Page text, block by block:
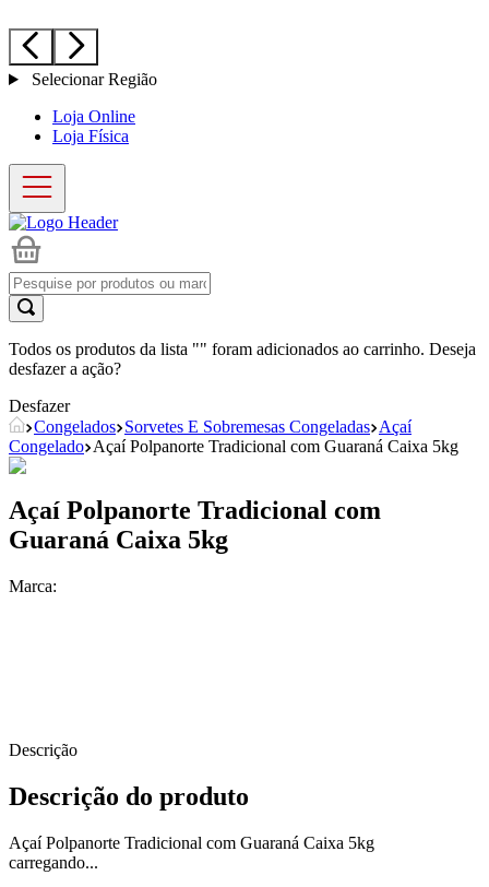
Selecionar Região
Loja Online
Loja Física
Todos os produtos da lista "" foram adicionados ao carrinho. Deseja
desfazer a ação?
Desfazer
Congelados Sorvetes E Sobremesas Congeladas Açaí
Congelado Açaí Polpanorte Tradicional com Guaraná Caixa 5kg
Açaí Polpanorte Tradicional com
Guaraná Caixa 5kg
Marca:
Descrição
Descrição do produto
Açaí Polpanorte Tradicional com Guaraná Caixa 5kg
carregando...